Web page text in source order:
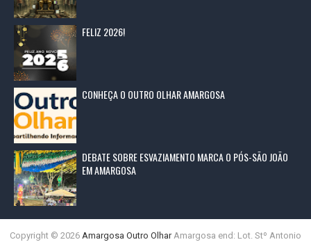
FELIZ 2026!
CONHEÇA O OUTRO OLHAR AMARGOSA
DEBATE SOBRE ESVAZIAMENTO MARCA O PÓS-SÃO JOÃO
EM AMARGOSA
Copyright © 2026 Amargosa Outro Olhar Amargosa end: Lot. Stº Antonio